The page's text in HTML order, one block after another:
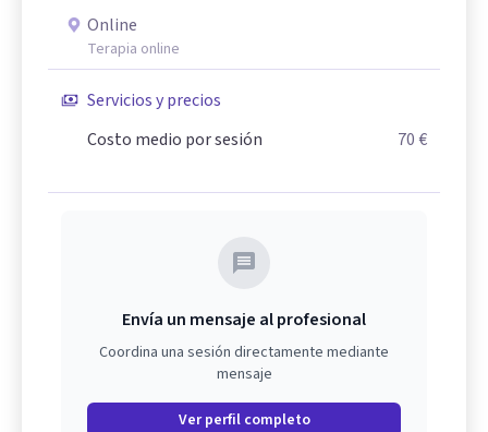
Online
Terapia online
Servicios y precios
Costo medio por sesión
70 €
Envía un mensaje al profesional
Coordina una sesión directamente mediante
mensaje
Ver perfil completo